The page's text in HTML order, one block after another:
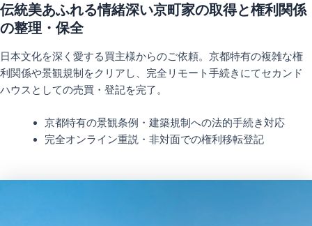
伝統美あふれる情緒深い京町家の取得と権利関係
の整理・保全
日本文化を深く愛する買主様からのご依頼。京都特有の複雑な権
利関係や景観規制をクリアし、完全リモート手続きにてセカンド
ハウスとしての売買・登記を完了。
京都特有の景観条例・建築規制への法的手続き対応
完全オンライン重説・非対面での権利移転登記